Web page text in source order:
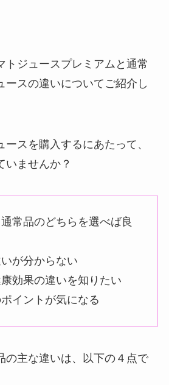
トジュースプレミアムと通常
ースの違いについてご紹介し
ースを購入するにあたって、
いませんか？
常品のどちらを選べば良
が分からない
効果の違いを知りたい
イントが気になる
の主な違いは、以下の４点で